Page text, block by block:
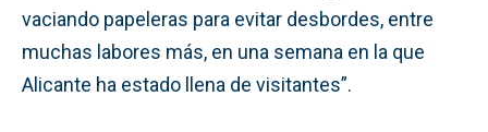
vaciando papeleras para evitar desbordes, entre
muchas labores más, en una semana en la que
Alicante ha estado llena de visitantes”.